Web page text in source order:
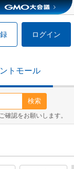
ログイン
トモール
検索
認をお願いします。